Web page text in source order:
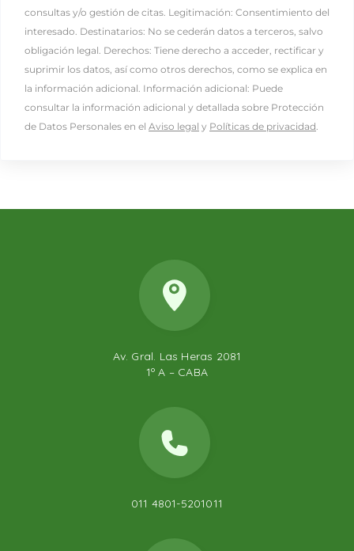
consultas y/o gestión de citas. Legitimación: Consentimiento del
interesado. Destinatarios: No se cederán datos a terceros, salvo
obligación legal. Derechos: Tiene derecho a acceder, rectificar y
suprimir los datos, así como otros derechos, como se explica en
la información adicional. Información adicional: Puede
consultar la información adicional y detallada sobre Protección
de Datos Personales en el Aviso legal y Políticas de privacidad
Av. Gral. Las Heras 2081
1º A – CABA
011 4801-5201011